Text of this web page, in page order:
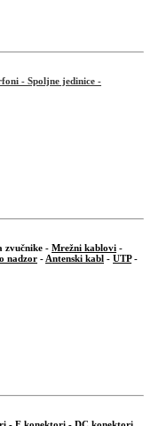
- Spoljne jedinice -
zvučnike - Mrežni kablovi -
nadzor - Antenski kabl - UTP-